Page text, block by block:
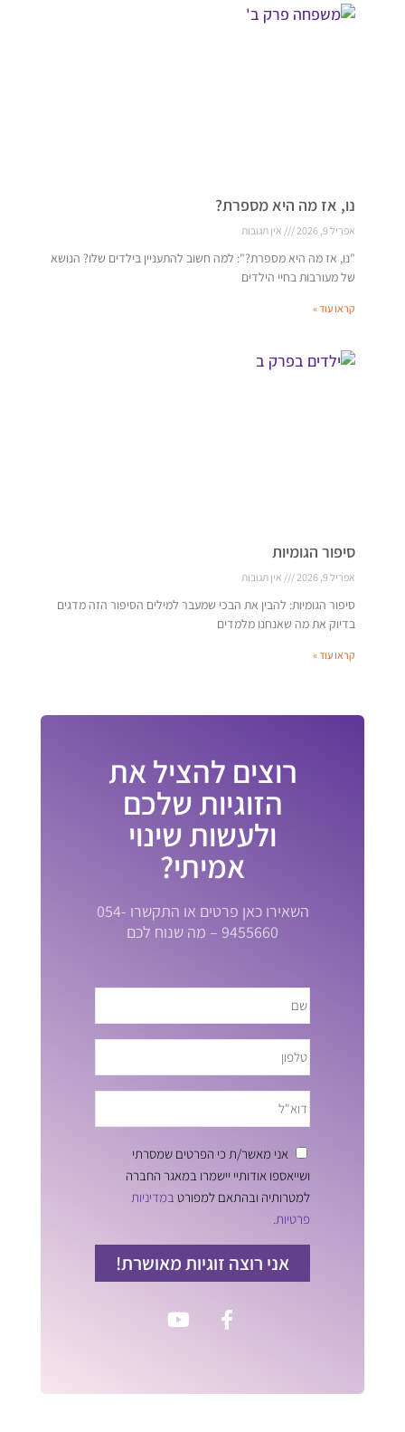
נו, אז מה היא מספרת?
אפריל 9, 2026 אין תגובות
"נו, אז מה היא מספרת?": למה חשוב להתעניין בילדים שלו? הנושא
של מעורבות בחיי הילדים
קראו עוד »
סיפור הגומיות
אפריל 9, 2026 אין תגובות
סיפור הגומיות: להבין את הבכי שמעבר למילים הסיפור הזה מדגים
בדיוק את מה שאנחנו מלמדים
קראו עוד »
רוצים להציל את
הזוגיות שלכם
ולעשות שינוי
אמיתי?
השאירו כאן פרטים או התקשרו 054-
9455660 – מה שנוח לכם
אני מאשר/ת כי הפרטים שמסרתי
ושייאספו אודותיי יישמרו במאגר החברה
למטרותיה ובהתאם למפורט במדיניות
פרטיות.
אני רוצה זוגיות מאושרת!